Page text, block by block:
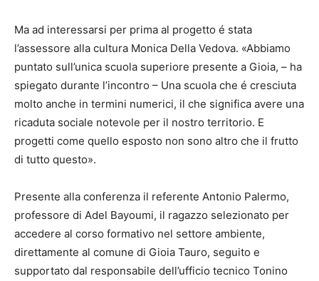
Ma ad interessarsi per prima al progetto é stata
l’assessore alla cultura Monica Della Vedova. «Abbiamo
puntato sull’unica scuola superiore presente a Gioia, – ha
spiegato durante l’incontro – Una scuola che é cresciuta
molto anche in termini numerici, il che significa avere una
ricaduta sociale notevole per il nostro territorio. E
progetti come quello esposto non sono altro che il frutto
di tutto questo».
Presente alla conferenza il referente Antonio Palermo,
professore di Adel Bayoumi, il ragazzo selezionato per
accedere al corso formativo nel settore ambiente,
direttamente al comune di Gioia Tauro, seguito e
supportato dal responsabile dell’ufficio tecnico Tonino